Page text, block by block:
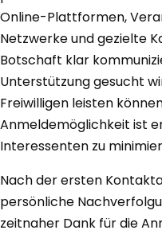
Online-Plattformen,
Netzwerke und gezielte
Botschaft klar
Unterstützung gesucht
Freiwilligen leisten
Anmeldemöglichkeit ist
Interessenten zu
Nach der ersten
persönliche
zeitnaher Dank für die